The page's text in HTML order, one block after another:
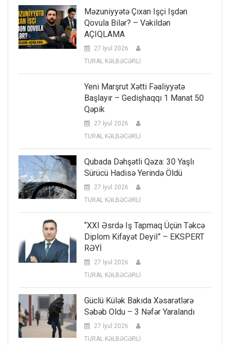
Məzuniyyətə Çıxan Işçi Işdən
Qovula Bilər? – Vəkildən
AÇIQLAMA
27 İyul 2026
TURAL KƏLBƏCƏRLİ
Yeni Marşrut Xətti Fəaliyyətə
Başlayır – Gedişhaqqı 1 Manat 50
Qəpik
27 İyul 2026
TURAL KƏLBƏCƏRLİ
Qubada Dəhşətli Qəza: 30 Yaşlı
Sürücü Hadisə Yerində Öldü
27 İyul 2026
TURAL KƏLBƏCƏRLİ
“XXI Əsrdə Iş Tapmaq Üçün Təkcə
Diplom Kifayət Deyil” – EKSPERT
RƏYİ
27 İyul 2026
TURAL KƏLBƏCƏRLİ
Güclü Külək Bakıda Xəsarətlərə
Səbəb Oldu – 3 Nəfər Yaralandı
27 İyul 2026
TURAL KƏLBƏCƏRLİ